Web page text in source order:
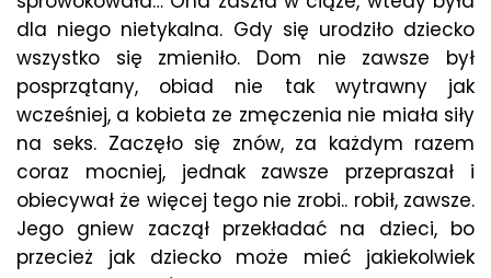
dla niego nietykalna. Gdy się urodziło dziecko
wszystko się zmieniło. Dom nie zawsze był
posprzątany, obiad nie tak wytrawny jak
wcześniej, a kobieta ze zmęczenia nie miała siły
na seks. Zaczęło się znów, za każdym razem
coraz mocniej, jednak zawsze przepraszał i
obiecywał że więcej tego nie zrobi.. robił, zawsze.
Jego gniew zaczął przekładać na dzieci, bo
przecież jak dziecko może mieć jakiekolwiek